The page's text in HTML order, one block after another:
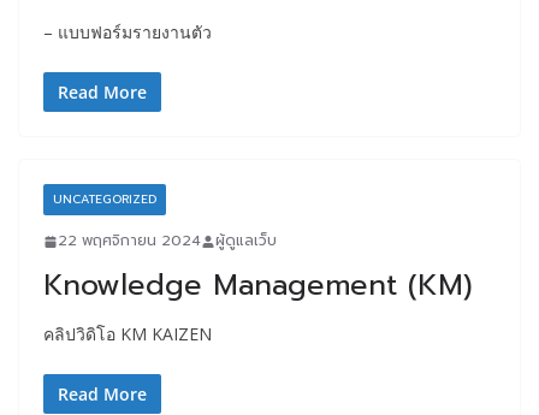
– แบบฟอร์มรายงานตัว
Read More
UNCATEGORIZED
22 พฤศจิกายน 2024 ผู้ดูแลเว็บ
Knowledge Management (KM)
คลิปวิดิโอ KM KAIZEN
Read More